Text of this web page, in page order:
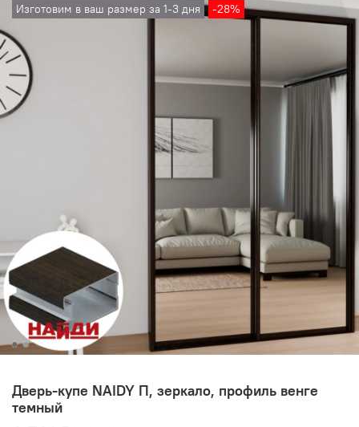
Изготовим в ваш размер за 1-3 дня -28%
Дверь-купе NAIDY П, зеркало, профиль венге
темный